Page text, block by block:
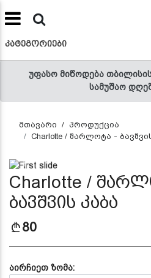
უფასო მიწოდება
სამუშაო
ᲙᲐᲢᲔᲒᲝᲠᲘᲔᲑᲘ
მთავარი
პროდუქცია
Charlotte / შარლოტა -
Previous
Charlotte /
ბავშვის კაბა
80
აირჩიეთ ზომა: